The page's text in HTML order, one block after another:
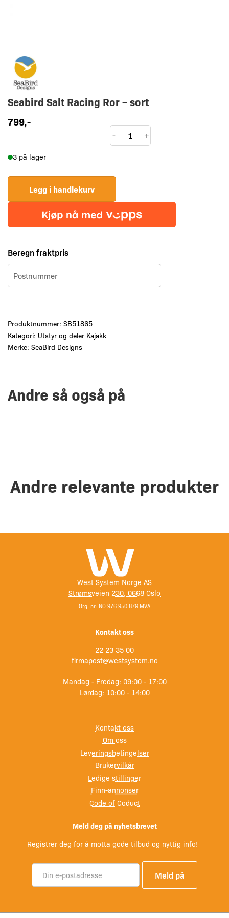
Seabird Salt Racing Ror – sort
799,-
Seabird
Salt
sort
antall
- +
3 på lager
Legg i handlekurv
Beregn fraktpris
Produktnummer: SB51865
Kategori: Utstyr og deler Kajakk
Merke: SeaBird Designs
Andre så også på
Andre relevante produkter
West System Norge AS
Strømsveien 230, 0668 Oslo
Org. nr: NO 976 950 879 MVA
Kontakt oss
22 23 35 00
firmapost@westsystem.no
Mandag - Fredag: 09:00 - 17:00
Lørdag: 10:00 - 14:00
Kontakt oss
Om oss
Leveringsbetingelser
Brukervilkår
Ledige stillinger
Finn-annonser
Code of Coduct
Meld deg på nyhetsbrevet
Registrer deg for å motta gode tilbud og nyttig info!